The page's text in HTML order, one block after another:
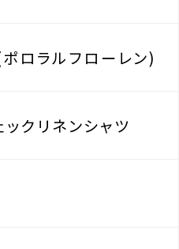
ロラルフローレン)
クリネンシャツ